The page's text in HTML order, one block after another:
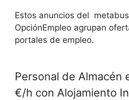
Estos anuncios del
OpciónEmpleo agrupan
portales de empleo.
Personal de Almacén
€/h con Alojamiento